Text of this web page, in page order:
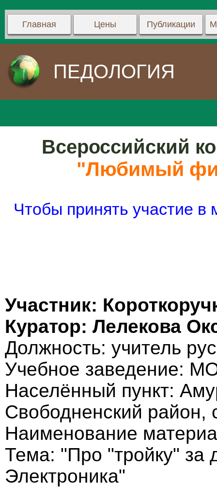
Главная Цены Публикации
ПЕДОЛОГИЯ
Всероссийский
"Любимый
Чтобы принять участие
Участник:
Куратор: Лелекова
Должность: учитель
Учебное заведение:
Населённый пункт:
Свободненский район,
Наименование
Тема: "Про "тройку" за
Электроника"